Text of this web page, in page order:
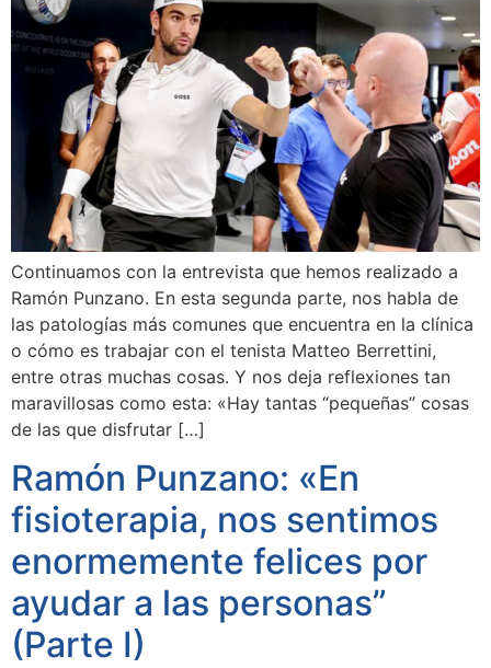
Continuamos con la entrevista que hemos realizado a
Ramón Punzano. En esta segunda parte, nos habla de
las patologías más comunes que encuentra en la clínica
o cómo es trabajar con el tenista Matteo Berrettini,
entre otras muchas cosas. Y nos deja reflexiones tan
maravillosas como esta: «Hay tantas “pequeñas” cosas
de las que disfrutar […]
Ramón Punzano: «En
fisioterapia, nos sentimos
enormemente felices por
ayudar a las personas”
(Parte I)